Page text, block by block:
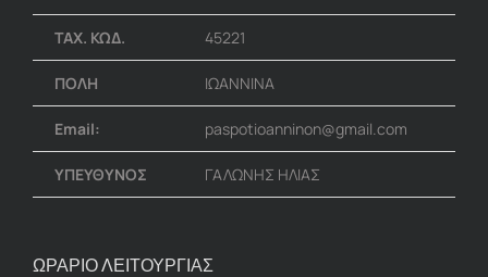
ΤΑΧ. ΚΩΔ. 45221
ΠΟΛΗ ΙΩΑΝΝΙΝΑ
Email: paspotioanninon@gmail.com
ΥΠΕΥΘΥΝΟΣ ΓΑΛΩΝΗΣ ΗΛΙΑΣ
ΩΡΑΡΙΟ ΛΕΙΤΟΥΡΓΙΑΣ